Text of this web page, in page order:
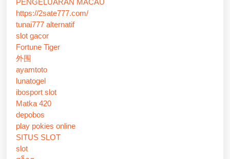
PENGELUARAN MACAU
https://2sate777.com/
tunai777 alternatif
slot gacor
Fortune Tiger
外围
ayamtoto
lunatogel
ibosport slot
Matka 420
depobos
play pokies online
SITUS SLOT
slot